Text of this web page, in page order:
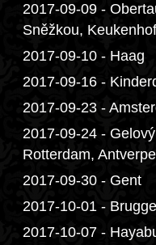
2017-09-09 -
Sněžkou, Keukenhof
2017-09-10 - Haag
2017-09-16 -
2017-09-23 -
2017-09-24 -
Rotterdam,
2017-09-30 - Gent
2017-10-01 -
2017-10-07 -